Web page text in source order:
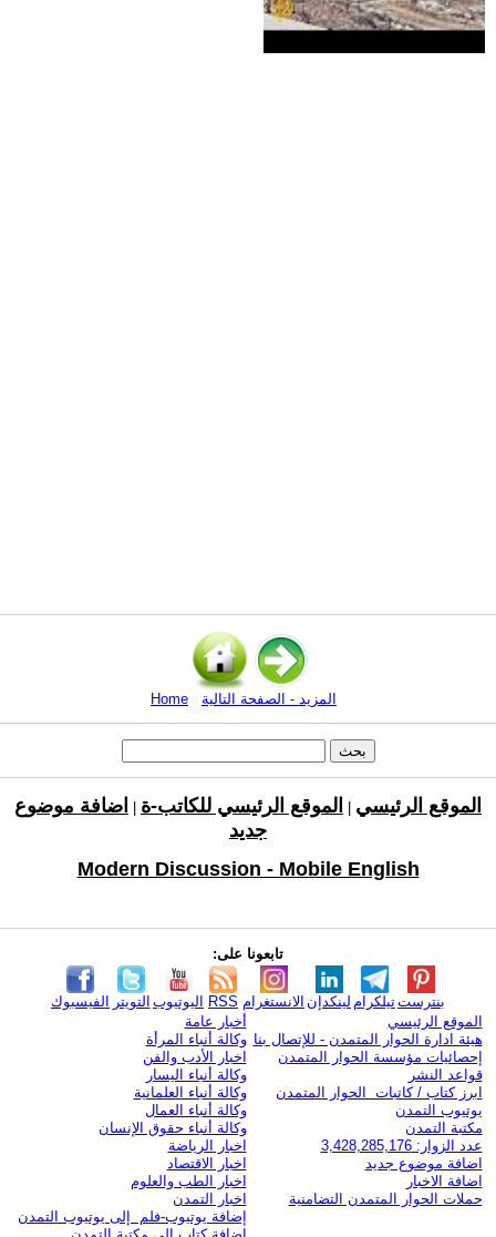
Home المزيد - الصفحة التالية
الموقع الرئيسي الموقع الرئيسي للكاتب-ة
اضافة موضوع
جديد
Modern Discussion - Mobile English
تابعونا على:
الفيسبوك التويتر اليوتيوب RSS الانستغرام لينكدإن تيلكرامبنترست
الموقع الرئيسي
هيئة ادارة الحوار المتمدن - للإتصال بنا
إحصائيات مؤسسة الحوار المتمدن
قواعد النشر
ابرز كتاب / كاتبات الحوار المتمدن
يوتيوب التمدن
مكتبة التمدن
عدد الزوار: 3,428,285,176
اضافة موضوع جديد
اضافة الاخبار
حملات الحوار المتمدن التضامنية
أخبار عامة
وكالة أنباء المرأة
اخبار الأدب والفن
وكالة أنباء اليسار
وكالة أنباء العلمانية
وكالة أنباء العمال
وكالة أنباء حقوق الإنسان
اخبار الرياضة
اخبار الاقتصاد
اخبار الطب والعلوم
اخبار التمدن
إضافة يوتيوب-فلم إلى يوتيوب التمدن